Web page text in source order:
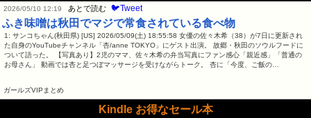
2026/05/10 12:19 あとで読む 🐦Tweet
ふき味噌は秋田でマジで常食されている食べ物
1: サンコちゃん(秋田県) [US] 2026/05/09(土) 18:55:58 女優の佐々木希（38）が7日に更新され
た自身のYouTubeチャンネル「杏/anne TOKYO」にゲスト出演。 故郷・秋田のソウルフードに
ついて語った。 【写真あり】2児のママ、佐々木希の弁当写真にファン感心「親近感」「普通の
お母さん」 動画では杏と足つぼマッサージを受けながらトーク。 杏に「今度、ご飯の…
ガールズVIPまとめ
Kindle お得なセール本